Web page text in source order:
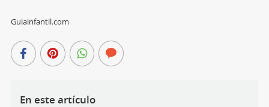
Guiainfantil.com
En este artículo